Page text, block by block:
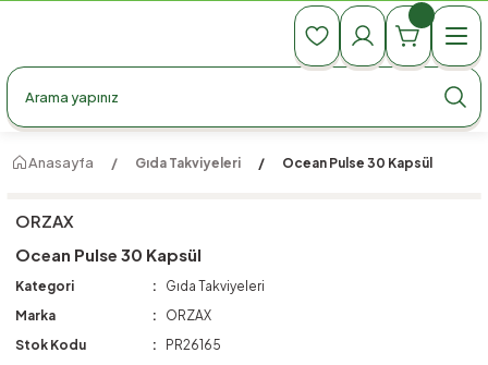
990 TL Üzeri Ücretsiz Kargo
990 TL Üzeri Ücretsiz Kargo
Anasayfa Gıda Takviyeleri Ocean Pulse 30 Kapsül
ORZAX
Ocean Pulse 30 Kapsül
Kategori
Gıda Takviyeleri
Marka
ORZAX
Stok Kodu
PR26165